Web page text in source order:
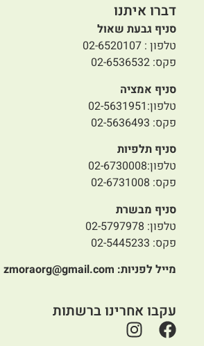
דברו איתנו
סניף גבעת שאול
טלפון : 02-6520107
פקס: 02-6536532
סניף אמציה
טלפון:02-5631951
פקס: 02-5636493
סניף תלפיות
טלפון:02-6730008
פקס: 02-6731008
סניף מבשרת
טלפון: 02-5797978
פקס: 02-5445233
מייל לפניות: zmoraorg@gmail.com
עקבו אחרינו ברשתות